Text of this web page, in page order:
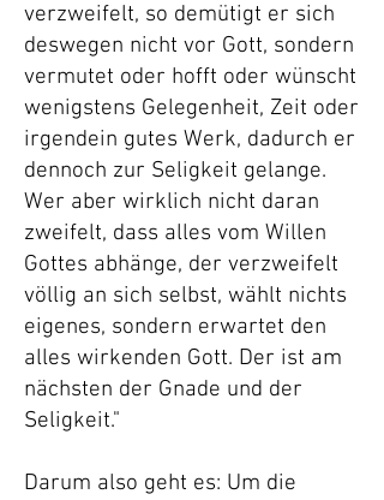
verzweifelt, so demütigt er sich
deswegen nicht vor Gott, sondern
vermutet oder hofft oder wünscht
wenigstens Gelegenheit, Zeit oder
irgendein gutes Werk, dadurch er
dennoch zur Seligkeit gelange.
Wer aber wirklich nicht daran
zweifelt, dass alles vom Willen
Gottes abhänge, der verzweifelt
völlig an sich selbst, wählt nichts
eigenes, sondern erwartet den
alles wirkenden Gott. Der ist am
nächsten der Gnade und der
Seligkeit."
Darum also geht es: Um die